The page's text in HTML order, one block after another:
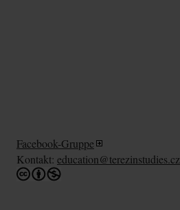
Facebook-Gruppe
Kontakt: education@terezinstudies.cz